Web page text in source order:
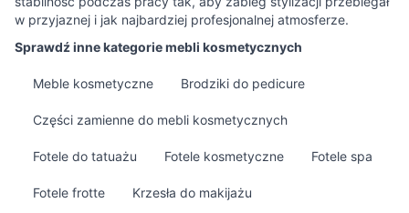
w przyjaznej i jak najbardziej profesjonalnej atmosferze.
Sprawdź inne kategorie mebli kosmetycznych
Meble kosmetyczne Brodziki do pedicure
Części zamienne do mebli kosmetycznych
Fotele do tatuażu Fotele kosmetyczne Fotele spa
Fotele frotte Krzesła do makijażu